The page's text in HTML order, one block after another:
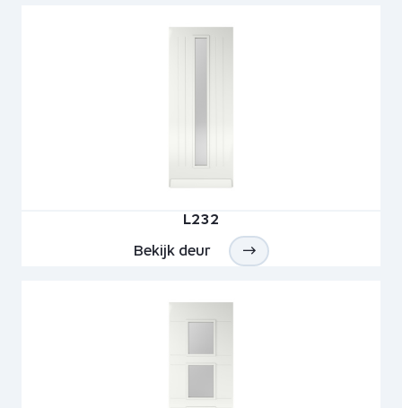
L232
Bekijk deur